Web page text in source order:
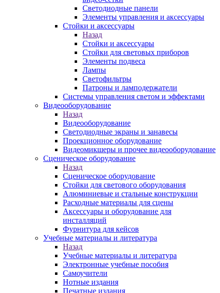
Светодиодные панели
Элементы управления и аксессуары
Стойки и аксессуары
Назад
Стойки и аксессуары
Стойки для световых приборов
Элементы подвеса
Лампы
Светофильтры
Патроны и ламподержатели
Системы управления светом и эффектами
Видеооборудование
Назад
Видеооборудование
Светодиодные экраны и занавесы
Проекционное оборудование
Видеомикшеры и прочее видеооборудование
Сценическое оборудование
Назад
Сценическое оборудование
Стойки для светового оборудования
Алюминиевые и стальные конструкции
Расходные материалы для сцены
Аксессуары и оборудование для
инсталляций
Фурнитура для кейсов
Учебные материалы и литература
Назад
Учебные материалы и литература
Электронные учебные пособия
Самоучители
Нотные издания
Печатные издания